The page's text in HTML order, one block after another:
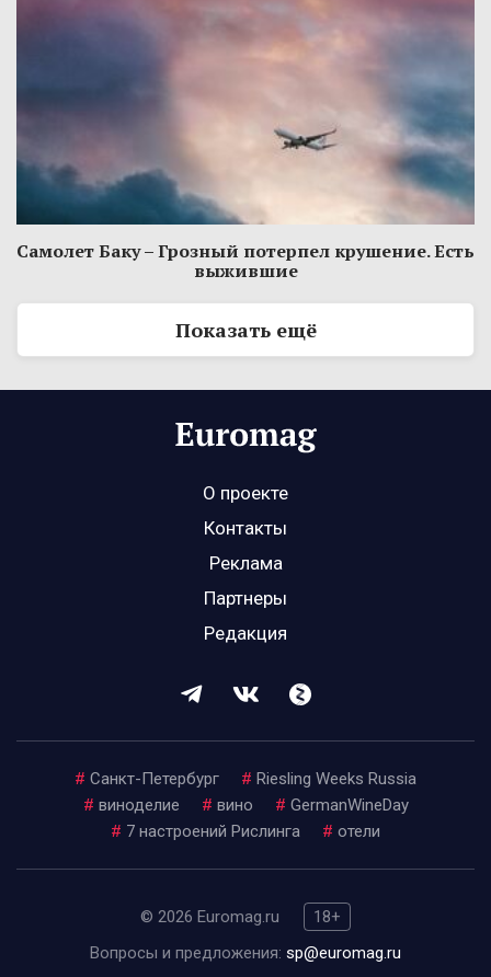
Самолет Баку – Грозный потерпел крушение. Есть
выжившие
Показать ещё
О проекте
Контакты
Реклама
Партнеры
Редакция
# Санкт-Петербург # Riesling Weeks Russia
# виноделие # вино # GermanWineDay
# 7 настроений Рислинга # отели
© 2026 Euromag.ru
18+
Вопросы и предложения: sp@euromag.ru